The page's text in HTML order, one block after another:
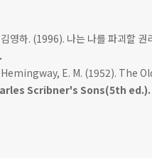
김영하. (1996). 나는 나를 파괴할 권
Hemingway, E. M. (1952). The
Scribner's Sons(5th ed.).